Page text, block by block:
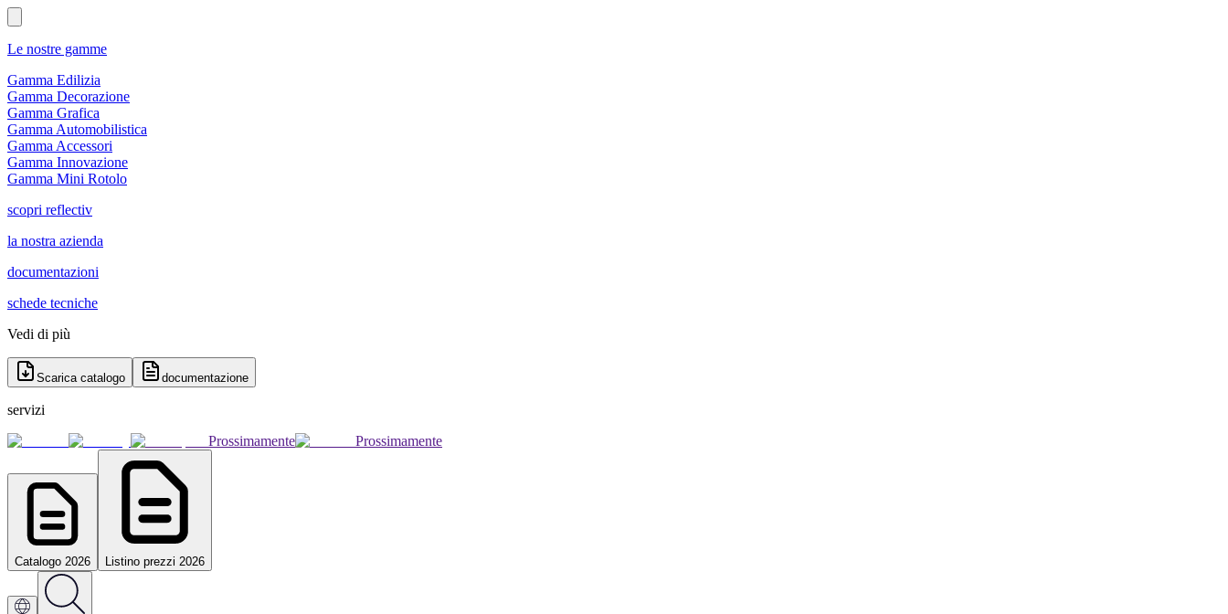
Le nostre gamme
Gamma Edilizia
Gamma Decorazione
Gamma Grafica
Gamma Automobilistica
Gamma Accessori
Gamma Innovazione
Gamma Mini Rotolo
scopri reflectiv
la nostra azienda
documentazioni
schede tecniche
Vedi di più
Scarica catalogo documentazione
servizi
Prossimamente
Prossimamente
Catalogo 2026 Listino prezzi 2026